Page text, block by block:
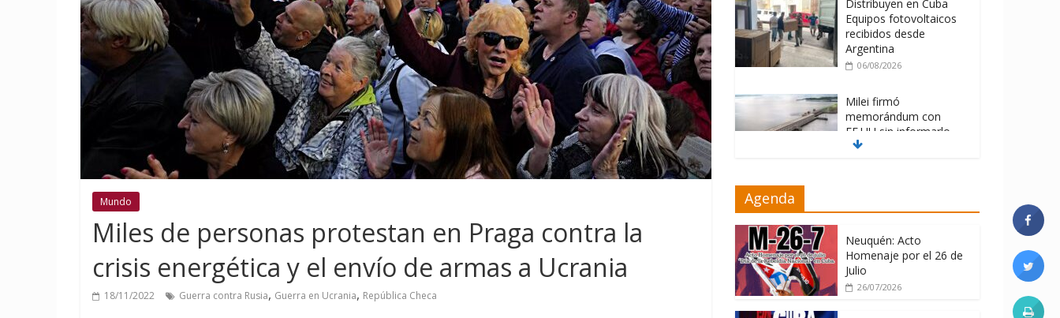
Mundo
Miles de personas protestan en Praga contra la
crisis energética y el envío de armas a Ucrania
18/11/2022 Guerra contra Rusia, Guerra en Ucrania, República Checa
Distribuyen en Cuba
Equipos fotovoltaicos
recibidos desde
Argentina
06/08/2026
Milei firmó
memorándum con
EE.UU sin informarlo
04/08/2026
EEUU contra Cuba
cooperación militar con
Rusia y China
06/08/2026
Agenda
Neuquén: Acto
Homenaje por el 26 de
Julio
26/07/2026